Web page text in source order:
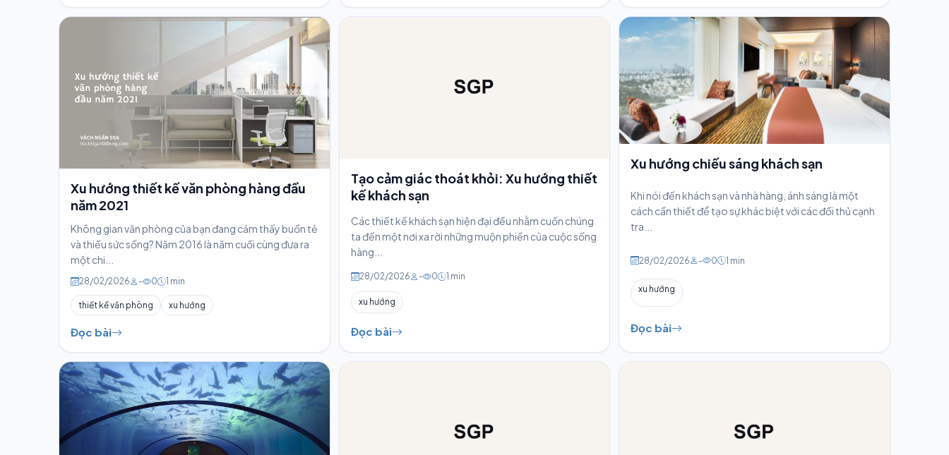
Xu hướng thiết kế văn phòng hàng đầu
năm 2021
Không gian văn phòng của bạn đang cảm thấy buồn tẻ
và thiếu sức sống? Năm 2016 là năm cuối cùng đưa ra
một chi...
28/02/2026 - 0 1 min
thiết kế văn phòng xu hướng
Đọc bài
Tạo cảm giác thoát khỏi: Xu hướng thiết
kế khách sạn
Các thiết kế khách sạn hiện đại đều nhằm cuốn chúng
ta đến một nơi xa rời những muộn phiền của cuộc sống
hàng...
28/02/2026 - 0 1 min
xu hướng
Đọc bài
Xu hướng chiếu sáng khách sạn
Khi nói đến khách sạn và nhà hàng, ánh sáng là một
cách cần thiết để tạo sự khác biệt với các đối thủ cạnh
tra...
28/02/2026 - 0 1 min
xu hướng
Đọc bài